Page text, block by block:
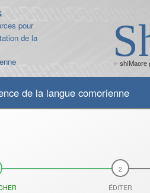
pour
de la
✧ shiMaore
de la langue comorienne
ÉDITER